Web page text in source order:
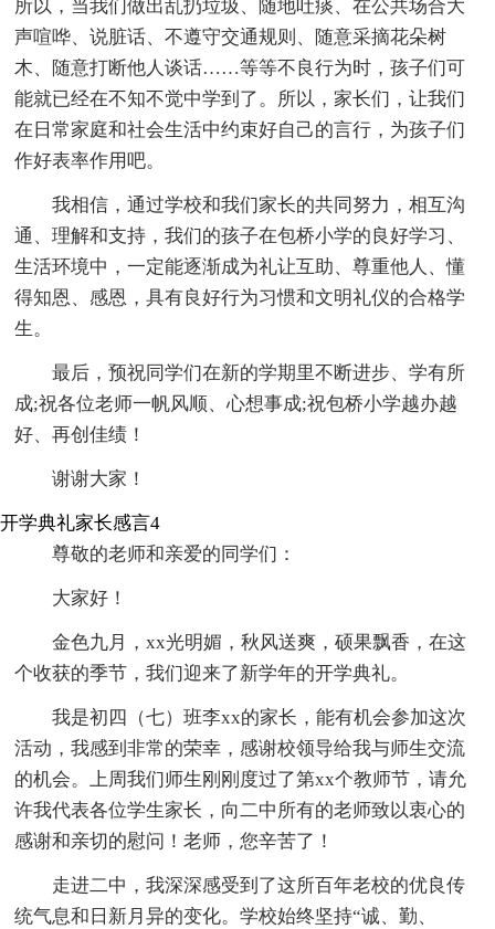
所以，当我们做出乱扔垃圾、随地吐痰、在公共场合大
声喧哗、说脏话、不遵守交通规则、随意采摘花朵树
木、随意打断他人谈话……等等不良行为时，孩子们可
能就已经在不知不觉中学到了。所以，家长们，让我们
在日常家庭和社会生活中约束好自己的言行，为孩子们
作好表率作用吧。
我相信，通过学校和我们家长的共同努力，相互沟
通、理解和支持，我们的孩子在包桥小学的良好学习、
生活环境中，一定能逐渐成为礼让互助、尊重他人、懂
得知恩、感恩，具有良好行为习惯和文明礼仪的合格学
生。
最后，预祝同学们在新的学期里不断进步、学有所
成;祝各位老师一帆风顺、心想事成;祝包桥小学越办越
好、再创佳绩！
谢谢大家！
开学典礼家长感言4
尊敬的老师和亲爱的同学们：
大家好！
金色九月，xx光明媚，秋风送爽，硕果飘香，在这
个收获的季节，我们迎来了新学年的开学典礼。
我是初四（七）班李xx的家长，能有机会参加这次
活动，我感到非常的荣幸，感谢校领导给我与师生交流
的机会。上周我们师生刚刚度过了第xx个教师节，请允
许我代表各位学生家长，向二中所有的老师致以衷心的
感谢和亲切的慰问！老师，您辛苦了！
走进二中，我深深感受到了这所百年老校的优良传
统气息和日新月异的变化。学校始终坚持“诚、勤、